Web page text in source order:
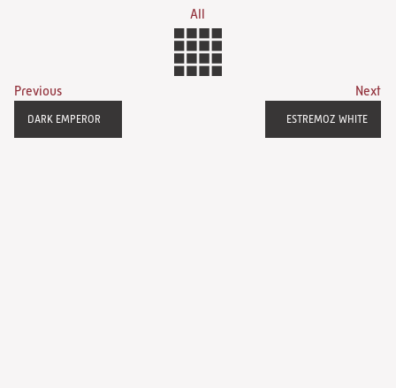
Previous
DARK EMPEROR
Next
ESTREMOZ WHITE
All